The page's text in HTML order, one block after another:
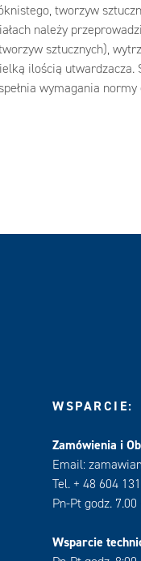
tworzyw
należy
sztucznych),
ilością utwardzacza.
wymagania
WSPARCIE:
Zamówienia i
Email:
Tel. + 48 604
Pn-Pt godz. 7.00
Wsparcie